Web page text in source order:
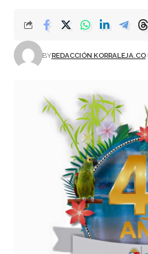
BYREDACCIÓN KORRALEJA.CO